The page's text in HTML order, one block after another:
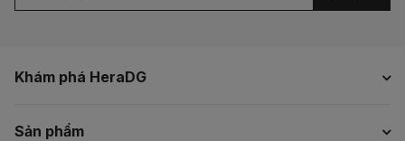
Khám phá HeraDG
Sản phẩm